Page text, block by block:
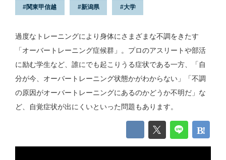
関東甲信越 新潟県 大学
過度なトレーニングにより身体にさまざまな不調をきたす
「オーバートレーニング症候群」。プロのアスリートや部活
に励む学生など、誰にでも起こりうる症状である一方、「自
分が今、オーバートレーニング状態かがわからない」「不調
の原因がオーバートレーニングにあるのかどうか不明だ」な
ど、自覚症状が出にくいといった問題もあります。